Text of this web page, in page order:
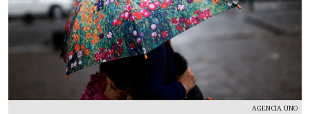
AGENCIA UNO